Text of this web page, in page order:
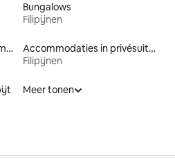
Bungalows
Filipijnen
Gezinsvriendelijke accommodaties
Accommodaties in privésuites
Filipijnen
Meer tonen